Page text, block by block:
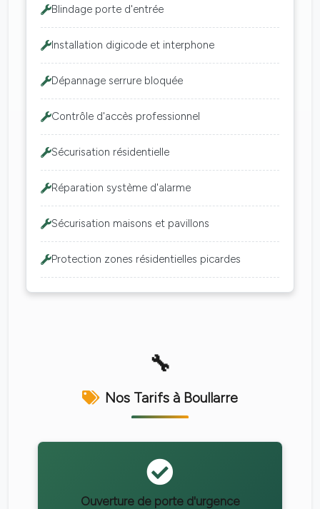
Blindage porte d'entrée
Installation digicode et interphone
Dépannage serrure bloquée
Contrôle d'accès professionnel
Sécurisation résidentielle
Réparation système d'alarme
Sécurisation maisons et pavillons
Protection zones résidentielles picardes
Nos Tarifs à Boullarre
Ouverture de porte d'urgence